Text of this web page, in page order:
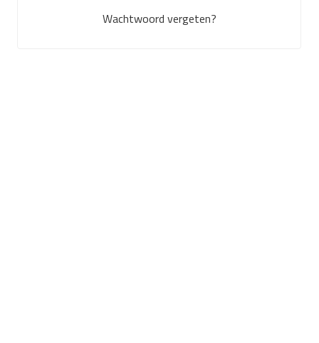
Wachtwoord vergeten?